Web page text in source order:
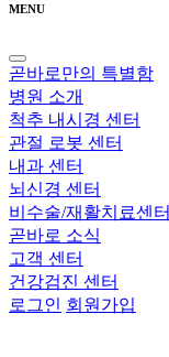
MENU
곧바로만의 특별함
병원 소개
척추 내시경 센터
관절 로봇 센터
내과 센터
뇌신경 센터
비수술/재활치료센터
곧바로 소식
고객 센터
건강검진 센터
로그인 회원가입